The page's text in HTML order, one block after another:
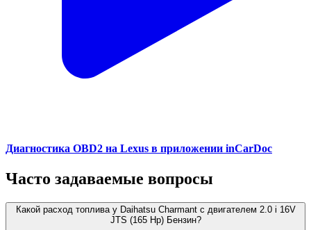
Диагностика OBD2 на Lexus в приложении inCarDoc
Часто задаваемые вопросы
Какой расход топлива у Daihatsu Charmant с двигателем 2.0 i 16V
JTS (165 Hp) Бензин?